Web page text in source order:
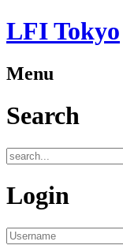
LFI Tokyo
Menu
Search
Login